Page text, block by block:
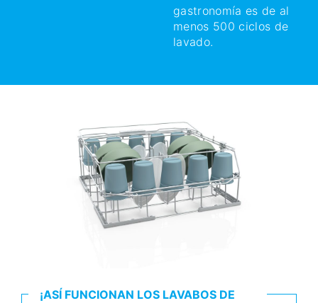
gastronomía es de al
menos 500 ciclos de
lavado.
¡ASÍ FUNCIONAN LOS LAVABOS DE